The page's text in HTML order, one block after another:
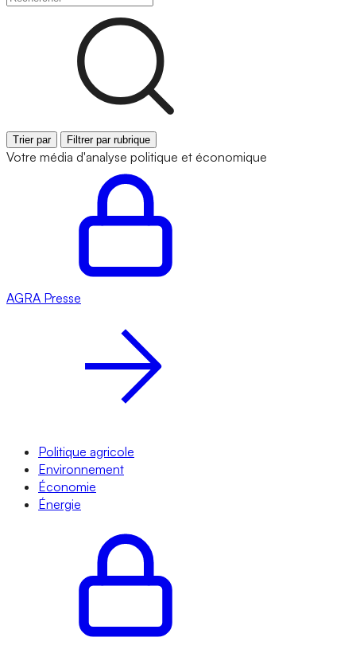
Trier par Filtrer par rubrique
Votre média d'analyse politique et économique
AGRA Presse
Politique agricole
Environnement
Économie
Énergie